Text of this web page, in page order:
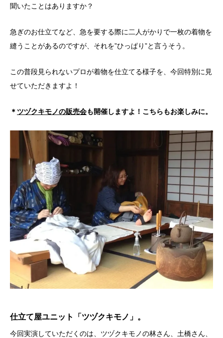
聞いたことはありますか？
急ぎのお仕立てなど、急を要する際に二人がかりで一枚の着物を
縫うことがあるのですが、それを”ひっぱり”と言うそう。
この普段見られないプロが着物を仕立てる様子を、今回特別に見
せていただきますよ！
＊ ツヅクキモノの販売会も開催しますよ！こちらもお楽しみに。
仕立て屋ユニット「ツヅクキモノ」。
今回実演していただくのは、ツヅクキモノの林さん、土橋さん、